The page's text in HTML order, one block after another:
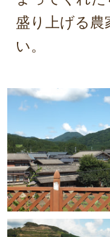
盛り上げる
い。